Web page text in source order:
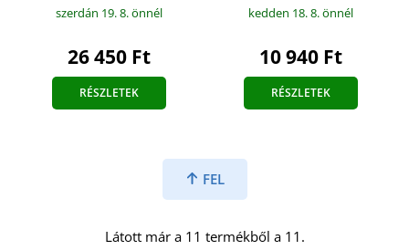
szerdán 19. 8.önnél
26 450 Ft
RÉSZLETEK
kedden 18. 8.önnél
10 940 Ft
RÉSZLETEK
FEL
Látott már a 11 termékből a 11.